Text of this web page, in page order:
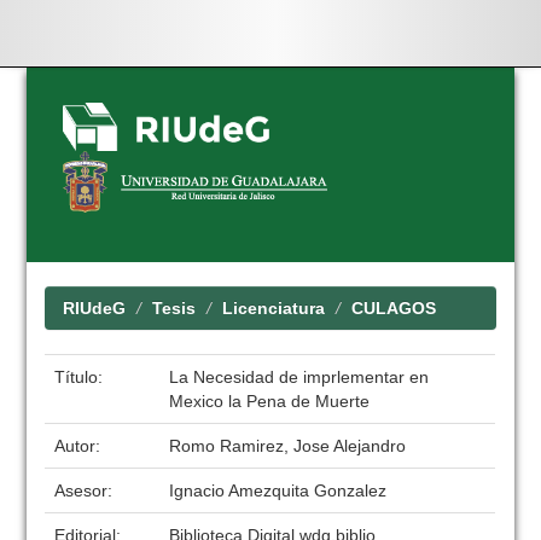
Skip
navigation
RIUdeG Tesis Licenciatura CULAGOS
Título:
La Necesidad de imprlementar en
Mexico la Pena de Muerte
Autor: Romo Ramirez, Jose Alejandro
Asesor: Ignacio Amezquita Gonzalez
Editorial:
Biblioteca Digital wdg.biblio